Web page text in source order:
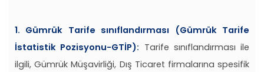
1. Gümrük Tarife sınıflandırması (Gümrük Tarife
İstatistik Pozisyonu-GTİP): Tarife sınıflandırması ile
ilgili, Gümrük Müşavirliği, Dış Ticaret firmalarına spesifik